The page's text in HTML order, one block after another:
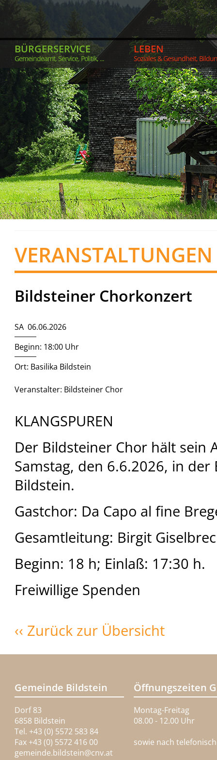
BÜRGERSERVICE
Gemeindeamt, Service, Politik, ...
LEBEN
Soziales & Gesundheit,
VERANSTALTUNGEN
Bildsteiner Chorkonzert
SA 06.06.2026
Beginn: 18:00 Uhr
Ort: Basilika Bildstein
Veranstalter: Bildsteiner Chor
KLANGSPUREN
Der Bildsteiner Chor hält sein
Samstag, den 6.6.2026, in der
Bildstein.
Gastchor: Da Capo al fine
Gesamtleitung: Birgit
Beginn: 18 h; Einlaß: 17:30 h.
Freiwillige Spenden
‹‹ Zurück zur Übersicht
Gemeinde Bildstein
Dorf 83
6858 Bildstein
Tel. +43 (0) 5572 583 84
Fax +43 (0) 5572 416 00
gemeinde.bildstein@cnv.at
Öffnungszeiten
Montag-Freitag
08.00 - 12.00 Uhr
sowie nach